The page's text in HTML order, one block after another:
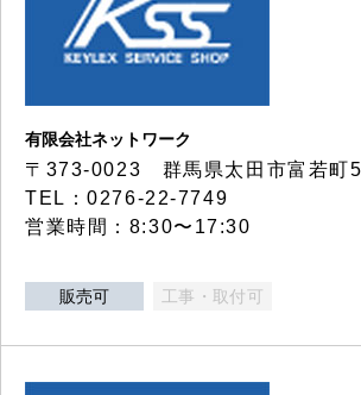
有限会社ネットワーク
〒373-0023 群馬県太田市富若町
TEL：0276-22-7749
営業時間：8:30〜17:30
販売可 工事・取付可